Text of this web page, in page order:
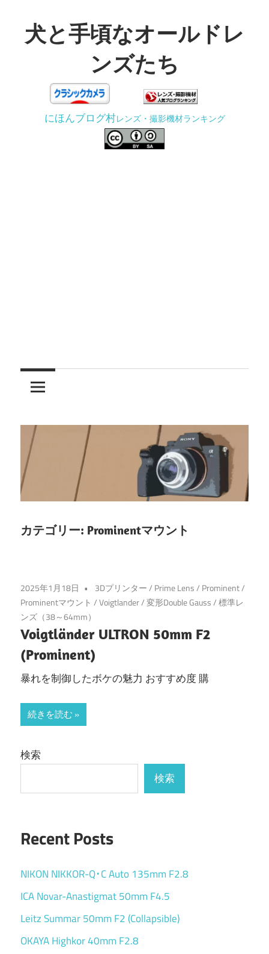
テ犬と手頃なオールドレ
ンズたち
う
にほんブログ村レンズ・撮影機材ランキング
カテゴリー: Prominentマウント
2025年1月18日 3Dプリンター/ Prime Lens/ Prominent/
Prominentマウント /Voigtlander/変形Double Gauss/標準レ
ンズ（38～64mm）
Voigtländer ULTRON 50mm F2
(Prominent)
暴れを制御したボケの魅力 おすすめ度 購
続きを読む
検索
検索
Recent Posts
NIKON NIKKOR-Q･C Auto 135mm F2.8
ICA Novar-Anastigmat 50mm F4.5
Leitz Summar 50mm F2 (Collapsible)
OKAYA Highkor 40mm F2.8